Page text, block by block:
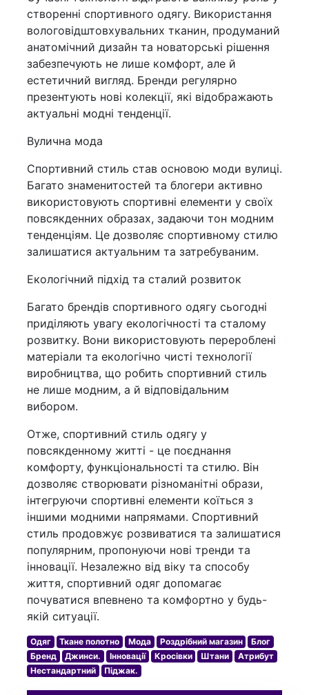
створенні спортивного одягу. Використання
вологовідштовхувальних тканин, продуманий
анатомічний дизайн та новаторські рішення
забезпечують не лише комфорт, але й
естетичний вигляд. Бренди регулярно
презентують нові колекції, які відображають
актуальні модні тенденції.
Вулична мода
Спортивний стиль став основою моди вулиці.
Багато знаменитостей та блогери активно
використовують спортивні елементи у своїх
повсякденних образах, задаючи тон модним
тенденціям. Це дозволяє спортивному стилю
залишатися актуальним та затребуваним.
Екологічний підхід та сталий розвиток
Багато брендів спортивного одягу сьогодні
приділяють увагу екологічності та сталому
розвитку. Вони використовують перероблені
матеріали та екологічно чисті технології
виробництва, що робить спортивний стиль
не лише модним, а й відповідальним
вибором.
Отже, спортивний стиль одягу у
повсякденному житті - це поєднання
комфорту, функціональності та стилю. Він
дозволяє створювати різноманітні образи,
інтегруючи спортивні елементи коїться з
іншими модними напрямами. Спортивний
стиль продовжує розвиватися та залишатися
популярним, пропонуючи нові тренди та
інновації. Незалежно від віку та способу
життя, спортивний одяг допомагає
почуватися впевнено та комфортно у будь-
якій ситуації.
Одяг Ткане полотно Мода Роздрібний магазин
Блог
Бренд
Джинси. Інновації Кросівки Штани
Атрибут
Нестандартний
Піджак.